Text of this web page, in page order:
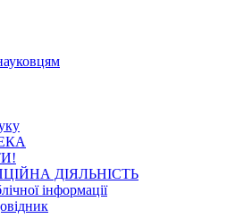
ДІЯЛЬНІСТЬ
інформації